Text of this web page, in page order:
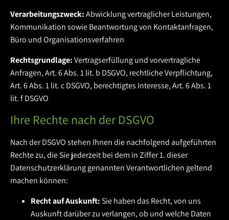
Verarbeitungszweck:Abwicklung vertraglicher Leistungen,
Kommunikation sowie Beantwortung von Kontaktanfragen,
Büro und Organisationsverfahren
Rechtsgrundlage:Vertragserfüllung und vorvertragliche
Anfragen, Art. 6 Abs. 1 lit. b DSGVO, rechtliche Verpflichtung,
Art. 6 Abs. 1 lit. c DSGVO, berechtigtes Interesse, Art. 6 Abs. 1
lit. f DSGVO
Ihre Rechte nach der DSGVO
Nach der DSGVO stehen Ihnen die nachfolgend aufgeführten
Rechte zu, die Sie jederzeit bei dem in Ziffer 1. dieser
Datenschutzerklärung genannten Verantwortlichen geltend
machen können:
Recht auf Auskunft:Sie haben das Recht, von uns
Auskunft darüber zu verlangen, ob und welche Daten